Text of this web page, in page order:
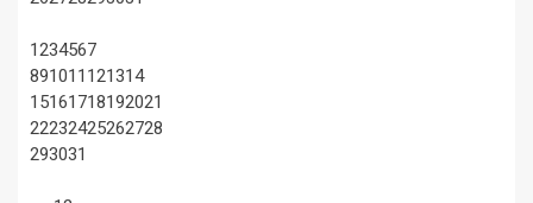
1234567
891011 121314
15161718192021
22232425262728
293031